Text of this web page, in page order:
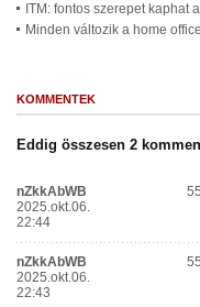
ITM: fontos szerepet kaphat
Minden változik a home